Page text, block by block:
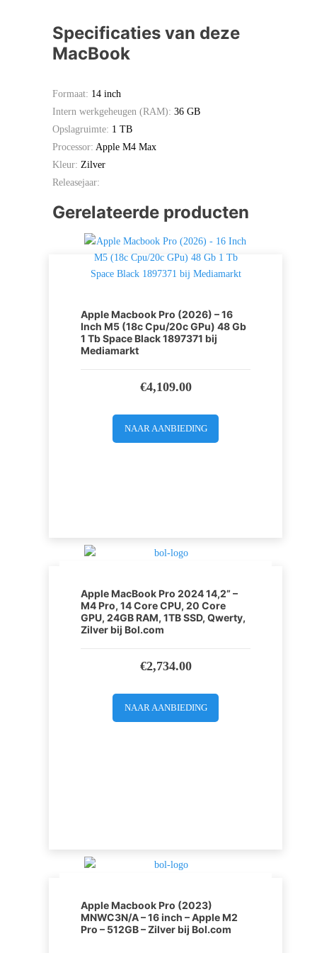
Specificaties van deze
MacBook
Formaat: 14 inch
Intern werkgeheugen (RAM): 36 GB
Opslagruimte: 1 TB
Processor: Apple M4 Max
Kleur: Zilver
Releasejaar:
Gerelateerde producten
Apple Macbook Pro (2026) – 16
Inch M5 (18c Cpu/20c GPu) 48 Gb
1 Tb Space Black 1897371 bij
Mediamarkt
€4,109.00
NAAR AANBIEDING
Apple MacBook Pro 2024 14,2” –
M4 Pro, 14 Core CPU, 20 Core
GPU, 24GB RAM, 1TB SSD, Qwerty,
Zilver bij Bol.com
€2,734.00
NAAR AANBIEDING
Apple Macbook Pro (2023)
MNWC3N/A – 16 inch – Apple M2
Pro – 512GB – Zilver bij Bol.com